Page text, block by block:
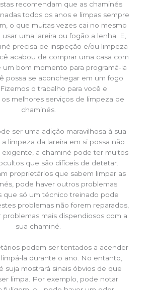
recomendam que as chaminés
todos os anos e limpas sempre
o que muitas vezes cai no mesmo
uma lareira ou fogão a lenha. E,
precisa de inspeção e/ou limpeza
acabou de comprar uma casa com
um bom momento para programá-la
possa se aconchegar em um fogo
o trabalho para você e
melhores serviços de limpeza de
chaminés.
ser uma adição maravilhosa à sua
a limpeza da lareira em si possa não
exigente, a chaminé pode ter muitos
que são difíceis de detetar.
proprietários que sabem limpar as
pode haver outros problemas
que só um técnico treinado pode
problemas não forem reparados,
problemas mais dispendiosos com a
sua chaminé.
podem ser tentados a acender
limpá-la durante o ano. No entanto,
suja mostrará sinais óbvios de que
limpa. Por exemplo, pode notar